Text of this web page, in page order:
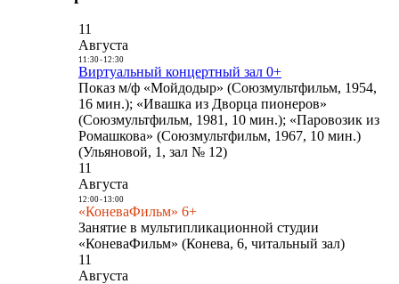
11
Августа
11:30- 12:30
Виртуальный концертный зал 0+
Показ м/ф «Мойдодыр» (Союзмультфильм, 1954,
16 мин.); «Ивашка из Дворца пионеров»
(Союзмультфильм, 1981, 10 мин.); «Паровозик из
Ромашкова» (Союзмультфильм, 1967, 10 мин.)
(Ульяновой, 1, зал № 12)
11
Августа
12:00- 13:00
«КоневаФильм» 6+
Занятие в мультипликационной студии
«КоневаФильм» (Конева, 6, читальный зал)
11
Августа